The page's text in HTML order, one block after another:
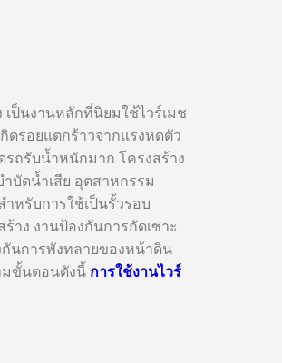
ป็นงานหลักที่นิยมใช้ไวร์เมช
ดรอยแตกร้าวจากแรงหดตัว
ถรับน้ำหนักมาก โครงสร้าง
บัดน้ำเสีย อุตสาหกรรม
หรับการใช้เป็นรั้วรอบ
าง งานป้องกันการกัดเซาะ
กันการพังทลายของหน้าดิน
มขั้นตอนดังนี้ การใช้งานไวร์